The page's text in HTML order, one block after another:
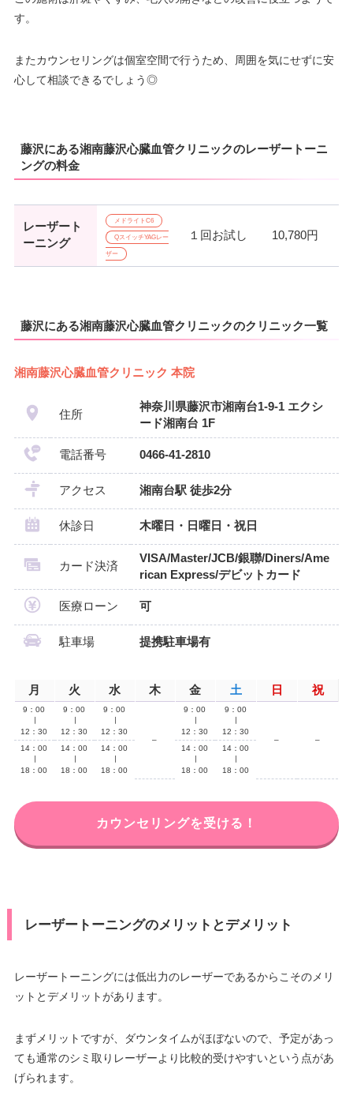
す。
またカウンセリングは個室空間で行うため、周囲を気にせずに安
心して相談できるでしょう◎
藤沢にある湘南藤沢心臓血管クリニックのレーザートーニ
ングの料金
レーザート
ーニング
メドライトC6
QスイッチYAGレー
ザー
１回お試し 10,780円
藤沢にある湘南藤沢心臓血管クリニックのクリニック一覧
湘南藤沢心臓血管クリニック 本院
住所
神奈川県藤沢市湘南台1-9-1 エクシ
ード湘南台 1F
電話番号 0466-41-2810
アクセス 湘南台駅 徒歩2分
休診日 木曜日・日曜日・祝日
カード決済
VISA/Master/JCB/銀聯/Diners/Ame
rican Express/デビットカード
医療ローン 可
駐車場 提携駐車場有
月 火 水 木 金 土 日 祝
9：00
12：30
9：00
12：30
9：00
12：30
–
9：00
12：30
9：00
12：30
–
–
14：00
18：00
14：00
18：00
14：00
18：00
14：00
18：00
14：00
18：00
カウンセリングを受ける！
レーザートーニングのメリットとデメリット
レーザートーニングには低出力のレーザーであるからこそのメリ
ットとデメリットがあります。
まずメリットですが、ダウンタイムがほぼないので、予定があっ
ても通常のシミ取りレーザーより比較的受けやすいという点があ
げられます。